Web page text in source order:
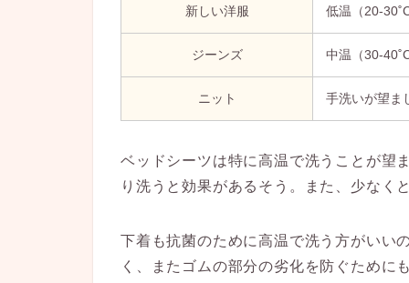
新しい洋服 低温（20-
ジーンズ 中温（30-
ニット 手洗いが望ま
ベッドシーツは特に高温で洗うことが望
り洗うと効果があるそう。また、少なく
下着も抗菌のために高温で洗う方がいい
く、またゴムの部分の劣化を防ぐために